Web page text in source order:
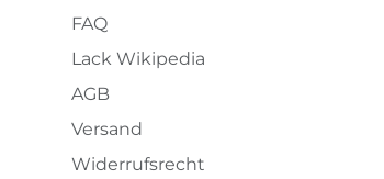
FAQ
Lack Wikipedia
AGB
Versand
Widerrufsrecht